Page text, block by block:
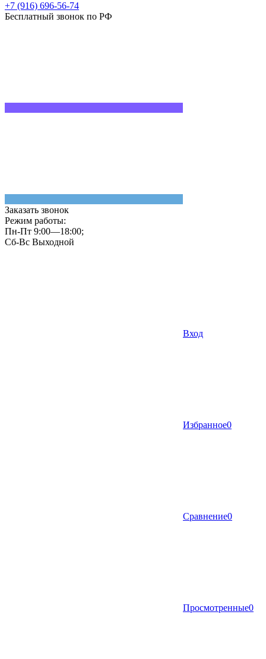
+7 (916) 696-56-74
Бесплатный звонок по РФ
Заказать звонок
Режим работы:
Пн-Пт 9:00—18:00;
Сб-Вс Выходной
Вход
Избранное0
Сравнение0
Просмотренные0